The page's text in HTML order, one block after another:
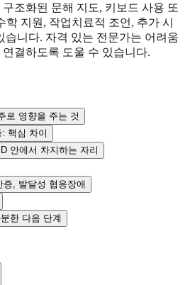
조화된 문해 지도, 키보드 사용 또
지원, 작업치료적 조언, 추가 시
습니다. 자격 있는 전문가는 어려움
결하도록 도울 수 있습니다.
로 영향을 주는 것
핵심 차이
안에서 차지하는 자리
, 발달성 협응장애
한 다음 단계